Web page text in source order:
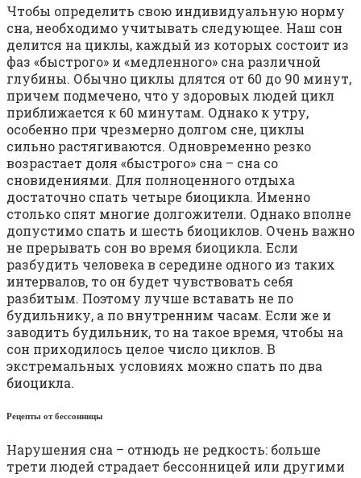
Чтобы определить свою индивидуальную норму
сна, необходимо учитывать следующее. Наш сон
делится на циклы, каждый из которых состоит из
фаз «быстрого» и «медленного» сна различной
глубины. Обычно циклы длятся от 60 до 90 минут,
причем подмечено, что у здоровых людей цикл
приближается к 60 минутам. Однако к утру,
особенно при чрезмерно долгом сне, циклы
сильно растягиваются. Одновременно резко
возрастает доля «быстрого» сна – сна со
сновидениями. Для полноценного отдыха
достаточно спать четыре биоцикла. Именно
столько спят многие долгожители. Однако вполне
допустимо спать и шесть биоциклов. Очень важно
не прерывать сон во время биоцикла. Если
разбудить человека в середине одного из таких
интервалов, то он будет чувствовать себя
разбитым. Поэтому лучше вставать не по
будильнику, а по внутренним часам. Если же и
заводить будильник, то на такое время, чтобы на
сон приходилось целое число циклов. В
экстремальных условиях можно спать по два
биоцикла.
Рецепты от бессонницы
Нарушения сна – отнюдь не редкость: больше
трети людей страдает бессонницей или другими